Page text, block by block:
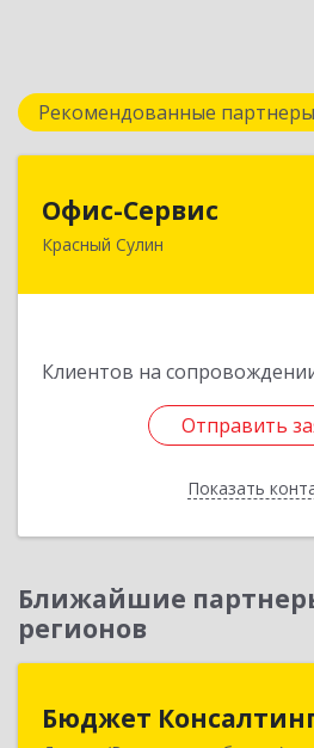
Рекомендованные партнеры
Офис-Сервис
Красный Сулин
Клиентов на
Отправить
Показать
346350, Ростовская обл, р-
Отправить
Назад
Ближайшие
регионов
Бюджет